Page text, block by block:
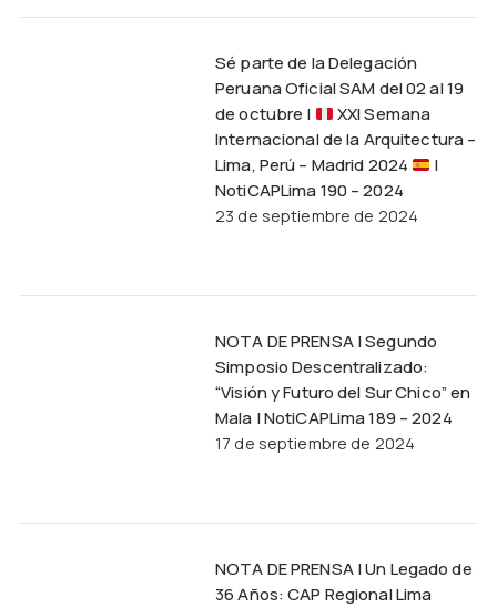
Sé parte de la Delegación
Peruana Oficial SAM del 02 al 19
de octubre |
XXI Semana
Internacional de la Arquitectura –
Lima, Perú – Madrid 2024
|
NotiCAPLima 190 – 2024
23 de septiembre de 2024
NOTA DE PRENSA | Segundo
Simposio Descentralizado:
“Visión y Futuro del Sur Chico” en
Mala | NotiCAPLima 189 – 2024
17 de septiembre de 2024
NOTA DE PRENSA | Un Legado de
36 Años: CAP Regional Lima